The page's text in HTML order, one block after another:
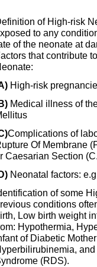
of High-risk
to any
of the neonate at
that contribute
High-risk
Medical illness of
Complications of
Of Membrane
Caesarian Section
Neonatal factors:
of some
conditions
Low birth weight
Hypothermia,
of Diabetic
(RDS).